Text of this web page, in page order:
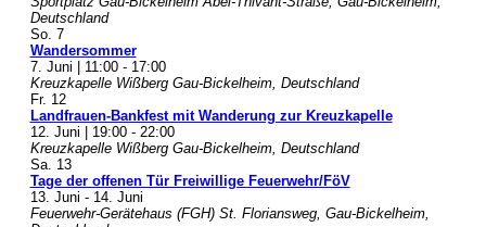
Deutschland
So. 7
Wandersommer
7. Juni | 11:00- 17:00
Kreuzkapelle Wißberg Gau-Bickelheim, Deutschland
Fr. 12
Landfrauen-Bankfest mit Wanderung zur Kreuzkapelle
12. Juni | 19:00- 22:00
Kreuzkapelle Wißberg Gau-Bickelheim, Deutschland
Sa. 13
Tage der offenen Tür Freiwillige Feuerwehr/FöV
13. Juni - 14. Juni
Feuerwehr-Gerätehaus (FGH) St. Floriansweg, Gau-Bickelheim,